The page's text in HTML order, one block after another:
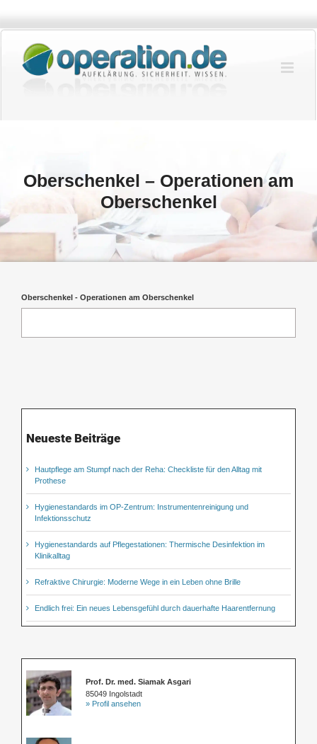
springen
Oberschenkel – Operationen am
Oberschenkel
Oberschenkel - Operationen am Oberschenkel
Neueste Beiträge
Hautpflege am Stumpf nach der Reha: Checkliste für den Alltag mit
Prothese
Hygienestandards im OP-Zentrum: Instrumentenreinigung und
Infektionsschutz
Hygienestandards auf Pflegestationen: Thermische Desinfektion im
Klinikalltag
Refraktive Chirurgie: Moderne Wege in ein Leben ohne Brille
Endlich frei: Ein neues Lebensgefühl durch dauerhafte Haarentfernung
Prof. Dr. med. Siamak Asgari
85049 Ingolstadt
» Profil ansehen